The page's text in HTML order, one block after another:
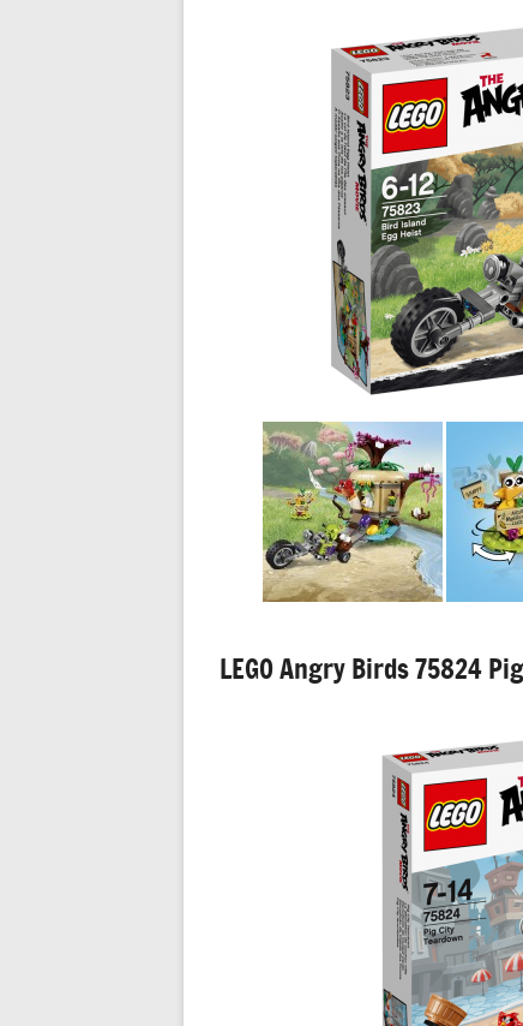
LEGO Angry Birds 75824